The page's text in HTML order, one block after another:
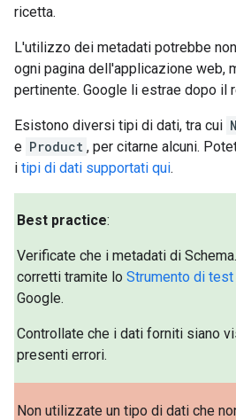
ricetta.
L'utilizzo dei metadati potrebbe
ogni pagina dell'applicazione web,
pertinente. Google li estrae dopo il
Esistono diversi tipi di dati, tra cui
e Product , per citarne alcuni.
i tipi di dati supportati qui.
Best practice:
Verificate che i metadati di
corretti tramite loStrumento di
Google.
Controllate che i dati forniti siano
presenti errori.
Non utilizzate un tipo di dati che